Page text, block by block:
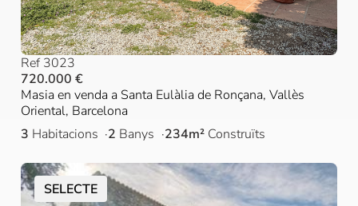
Ref 3023
720.000 €
Masia en venda a Santa Eulàlia de Ronçana, Vallès
Oriental, Barcelona
3 Habitacions 2 Banys 234m² Construïts
SELECTE